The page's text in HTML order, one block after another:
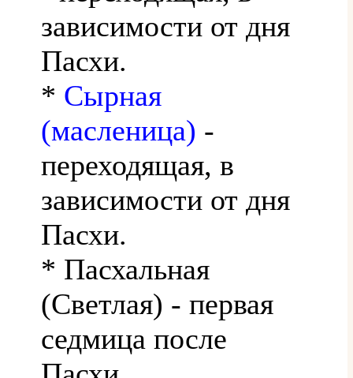
зависимости от дня
Пасхи.
* Сырная
(масленица) -
переходящая, в
зависимости от дня
Пасхи.
* Пасхальная
(Светлая) - первая
седмица после